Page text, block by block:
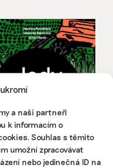
a naši partneři
k informacím o
Souhlas s těmito
umožní zpracovávat
nebo jedinečná ID na